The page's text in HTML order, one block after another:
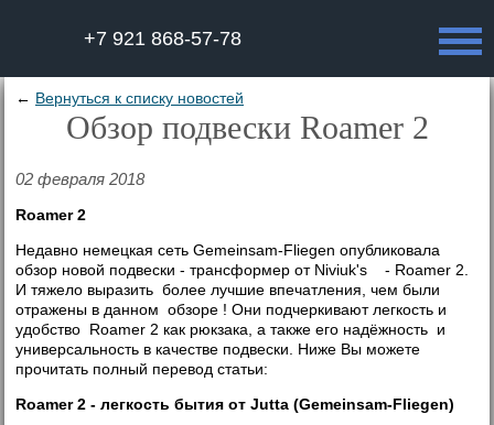
+7 921 868-57-78
← Вернуться к списку новостей
Обзор подвески Roamer 2
02 февраля 2018
Roamer 2
Недавно немецкая сеть Gemeinsam-Fliegen опубликовала
обзор новой подвески - трансформер от Niviuk's - Roamer 2.
И тяжело выразить более лучшие впечатления, чем были
отражены в данном обзоре ! Они подчеркивают легкость и
удобство Roamer 2 как рюкзака, а также его надёжность и
универсальность в качестве подвески. Ниже Вы можете
прочитать полный перевод статьи:
Roamer 2 - легкость бытия от Jutta (Gemeinsam-Fliegen)